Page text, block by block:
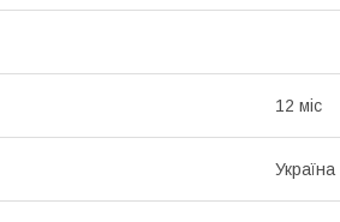
12 міс
Україна